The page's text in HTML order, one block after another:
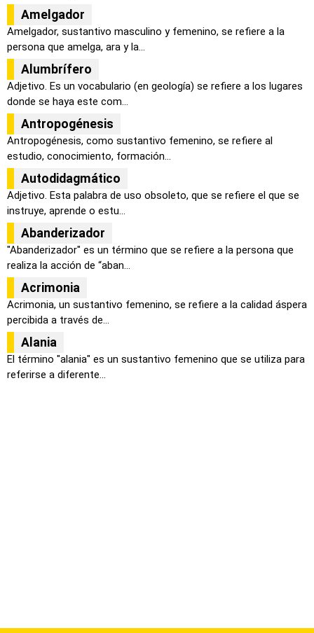
Amelgador
Amelgador, sustantivo masculino y femenino, se refiere a la
persona que amelga, ara y la...
Alumbrífero
Adjetivo. Es un vocabulario (en geología) se refiere a los lugares
donde se haya este com...
Antropogénesis
Antropogénesis, como sustantivo femenino, se refiere al
estudio, conocimiento, formación...
Autodidagmático
Adjetivo. Esta palabra de uso obsoleto, que se refiere el que se
instruye, aprende o estu...
Abanderizador
"Abanderizador" es un término que se refiere a la persona que
realiza la acción de “aban...
Acrimonia
Acrimonia, un sustantivo femenino, se refiere a la calidad áspera
percibida a través de...
Alania
El término "alania" es un sustantivo femenino que se utiliza para
referirse a diferente...